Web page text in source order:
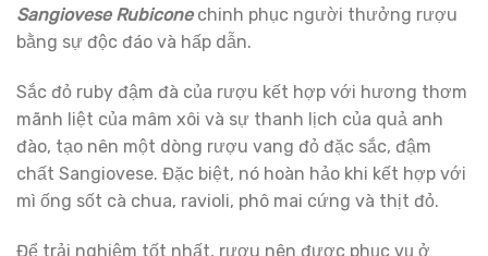
Sangiovese Rubicone chinh phục người thưởng rượu
bằng sự độc đáo và hấp dẫn.
Sắc đỏ ruby đậm đà của rượu kết hợp với hương thơm
mãnh liệt của mâm xôi và sự thanh lịch của quả anh
đào, tạo nên một dòng rượu vang đỏ đặc sắc, đậm
chất Sangiovese. Đặc biệt, nó hoàn hảo khi kết hợp với
mì ống sốt cà chua, ravioli, phô mai cứng và thịt đỏ.
Để trải nghiệm tốt nhất, rượu nên được phục vụ ở